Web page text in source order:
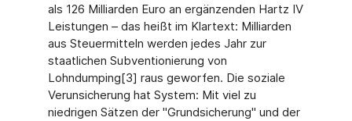
als 126 Milliarden Euro an ergänzenden Hartz IV
Leistungen – das heißt im Klartext: Milliarden
aus Steuermitteln werden jedes Jahr zur
staatlichen Subventionierung von
Lohndumping[3] raus geworfen. Die soziale
Verunsicherung hat System: Mit viel zu
niedrigen Sätzen der "Grundsicherung" und der